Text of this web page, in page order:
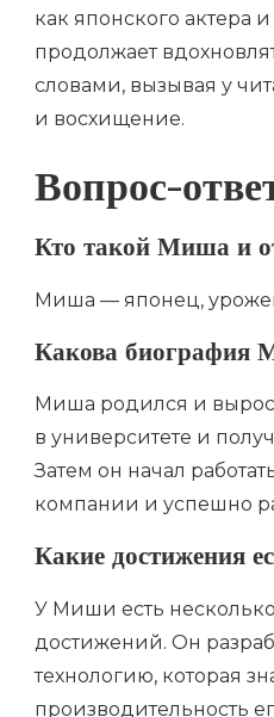
как японского актера
продолжает
словами, вызывая у
и восхищение.
Вопрос-
Кто такой Миша и
Миша — японец,
Какова биография
Миша родился и
в университете и
Затем он начал
компании и успешно
Какие достижения
У Миши есть
достижений. Он
технологию, которая
производительность